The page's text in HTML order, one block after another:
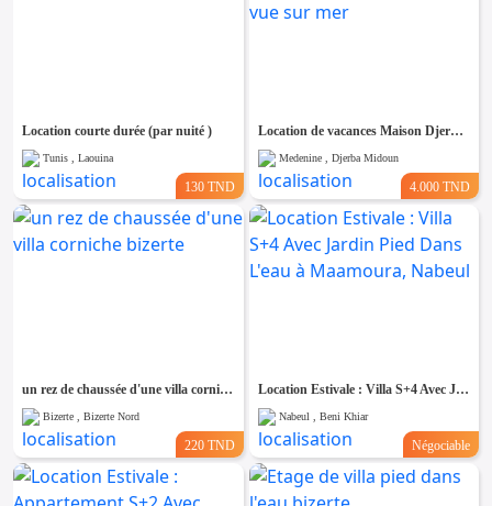
Location courte durée (par nuité )
Tunis , Laouina
130 TND
Location de vacances Maison Djerba à Tezdaine vue sur mer
Medenine , Djerba Midoun
4.000 TND
un rez de chaussée d'une villa corniche bizerte
Bizerte , Bizerte Nord
220 TND
Location Estivale : Villa S+4 Avec Jardin Pied Dans L'eau à Maamoura, Nabeul
Nabeul , Beni Khiar
Négociable